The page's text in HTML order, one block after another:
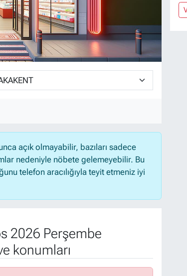
açık olmayabilir, bazıları sadece
nedeniyle nöbete gelemeyebilir. Bu
telefon aracılığıyla teyit etmeniz iyi
2026 Perşembe
konumları